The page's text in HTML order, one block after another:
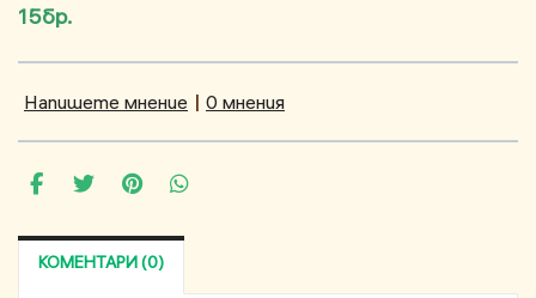
15бр.
Напишете мнение | 0 мнения
КОМЕНТАРИ (0)